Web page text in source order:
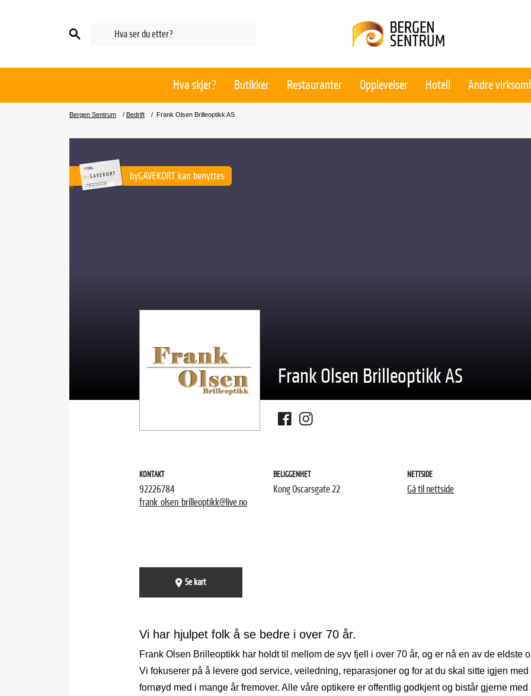
Hva skjer? Butikker Restauranter Opplevelser Hotell Andre
Bergen Sentrum / Bedrift / Frank Olsen Brilleoptikk AS
Frank Olsen Brilleoptikk AS
KONTAKT
92226784
frank_olsen_brilleoptikk@live.no
BELIGGENHET
Kong Oscarsgate 22
NETTSIDE
Gå til nettside
Se kart
Vi har hjulpet folk å se bedre i over 70 år.
Frank Olsen Brilleoptikk har holdt til mellom de syv fjell i over 70 år, og er nå en av de eldste
Vi fokuserer på å levere god service, veiledning, reparasjoner og for at du skal sitte igjen
fornøyd med i mange år fremover. Alle våre optikere er offentlig godkjent og bistår gjerne